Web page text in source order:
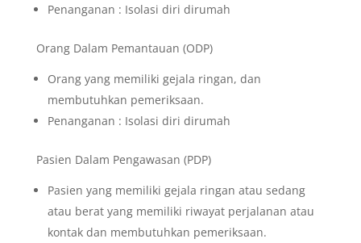
Penanganan : Isolasi diri dirumah
Orang Dalam Pemantauan (ODP)
Orang yang memiliki gejala ringan, dan
membutuhkan pemeriksaan.
Penanganan : Isolasi diri dirumah
Pasien Dalam Pengawasan (PDP)
Pasien yang memiliki gejala ringan atau sedang
atau berat yang memiliki riwayat perjalanan atau
kontak dan membutuhkan pemeriksaan.